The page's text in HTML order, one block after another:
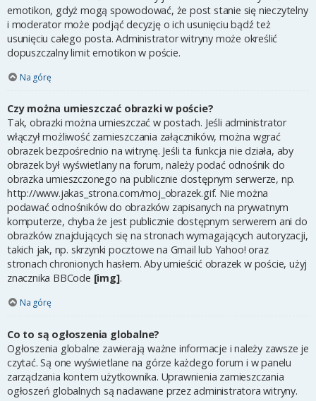
emotikon, gdyż mogą spowodować, że post stanie się nieczytelny
i moderator może podjąć decyzję o ich usunięciu bądź też
usunięciu całego posta. Administrator witryny może określić
dopuszczalny limit emotikon w poście.
Na górę
Czy można umieszczać obrazki w poście?
Tak, obrazki można umieszczać w postach. Jeśli administrator
włączył możliwość zamieszczania załączników, można wgrać
obrazek bezpośrednio na witrynę. Jeśli ta funkcja nie działa, aby
obrazek był wyświetlany na forum, należy podać odnośnik do
obrazka umieszczonego na publicznie dostępnym serwerze, np.
http://www.jakas_strona.com/moj_obrazek.gif. Nie można
podawać odnośników do obrazków zapisanych na prywatnym
komputerze, chyba że jest publicznie dostępnym serwerem ani do
obrazków znajdujących się na stronach wymagających autoryzacji,
takich jak, np. skrzynki pocztowe na Gmail lub Yahoo! oraz
stronach chronionych hasłem. Aby umieścić obrazek w poście, użyj
znacznika BBCode [img].
Na górę
Co to są ogłoszenia globalne?
Ogłoszenia globalne zawierają ważne informacje i należy zawsze je
czytać. Są one wyświetlane na górze każdego forum i w panelu
zarządzania kontem użytkownika. Uprawnienia zamieszczania
ogłoszeń globalnych są nadawane przez administratora witryny.